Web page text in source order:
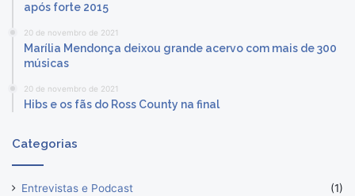
após forte 2015
20 de novembro de 2021
Marília Mendonça deixou grande acervo com mais de 300
músicas
20 de novembro de 2021
Hibs e os fãs do Ross County na final
Categorias
Entrevistas e Podcast
(1)